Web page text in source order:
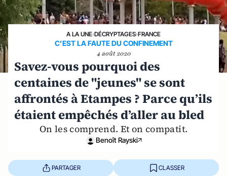
A LA UNE›DÉCRYPTAGES›FRANCE
C’EST LA FAUTE DU CONFINEMENT
4 août 2020
Savez-vous pourquoi des
centaines de "jeunes" se sont
affrontés à Etampes ? Parce qu’ils
étaient empêchés d’aller au bled
On les comprend. Et on compatit.
Benoît Rayski
PARTAGER CLASSER